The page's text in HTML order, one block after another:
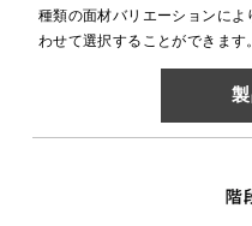
種類の面材バリエーションに
わせて選択することができます。